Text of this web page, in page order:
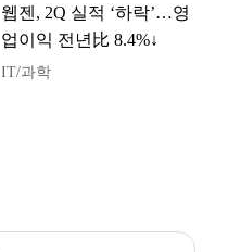
웹젠, 2Q 실적 ‘하락’…영
업이익 전년比 8.4%↓
IT/과학